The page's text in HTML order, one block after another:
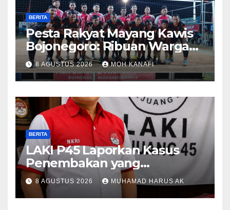
BERITA
​Pesta Rakyat Mayang Kawis
Bojonegoro: Ribuan Warga
Tumplek Blek Saksikan Final
Voli, Kades 3 Periode Dipuji
Setinggi Langit
8 AGUSTUS 2026 MOH KANAFI
BERITA
LAKI P45 Laporkan Kasus
Penembakan yang
Tewaskan Terduga Pencuri
Durian oleh Oknum Pegawai
Lapas Lubuklinggau
8 AGUSTUS 2026 MUHAMAD HARUS AK